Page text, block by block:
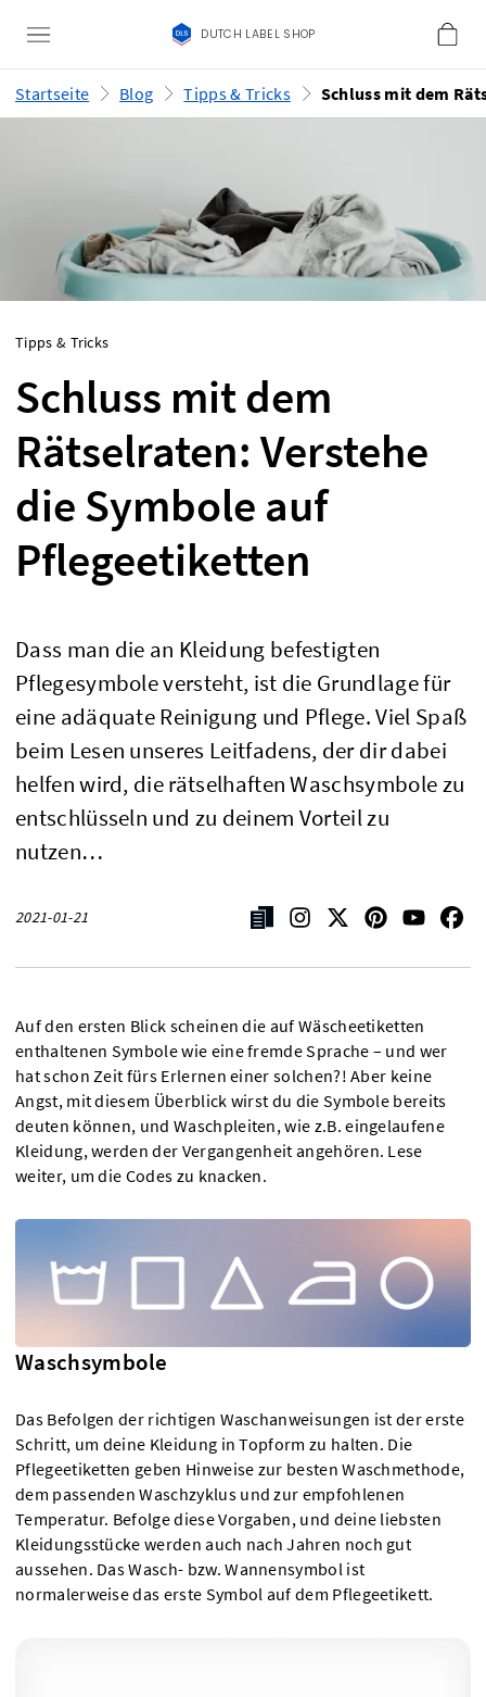
DUTCH LABEL SHOP
Startseite Blog Tipps & Tricks
Tipps & Tricks
Schluss mit dem
Rätselraten: Verstehe
die Symbole auf
Pflegeetiketten
Dass man die an Kleidung befestigten
Pflegesymbole versteht, ist die Grundlage für
eine adäquate Reinigung und Pflege. Viel Spaß
beim Lesen unseres Leitfadens, der dir dabei
helfen wird, die rätselhaften Waschsymbole zu
entschlüsseln und zu deinem Vorteil zu
nutzen…
2021-01-21
Auf den ersten Blick scheinen die auf Wäscheetiketten
enthaltenen Symbole wie eine fremde Sprache – und wer
hat schon Zeit fürs Erlernen einer solchen?! Aber keine
Angst, mit diesem Überblick wirst du die Symbole bereits
deuten können, und Waschpleiten, wie z.B. eingelaufene
Kleidung, werden der Vergangenheit angehören. Lese
weiter, um die Codes zu knacken.
Waschsymbole
Das Befolgen der richtigen Waschanweisungen ist der erste
Schritt, um deine Kleidung in Topform zu halten. Die
Pflegeetiketten geben Hinweise zur besten Waschmethode,
dem passenden Waschzyklus und zur empfohlenen
Temperatur. Befolge diese Vorgaben, und deine liebsten
Kleidungsstücke werden auch nach Jahren noch gut
aussehen. Das Wasch- bzw. Wannensymbol ist
normalerweise das erste Symbol auf dem Pflegeetikett.